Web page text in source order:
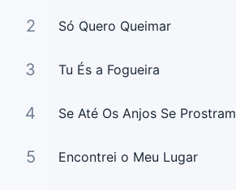
2 Só Quero Queimar
3 Tu És a Fogueira
4 Se Até Os Anjos Se Prostram
5 Encontrei o Meu Lugar